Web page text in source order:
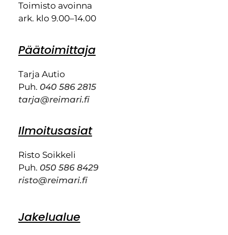
Toimisto avoinna
ark. klo 9.00–14.00
Päätoimittaja
Tarja Autio
Puh. 040 586 2815
tarja@reimari.fi
Ilmoitusasiat
Risto Soikkeli
Puh. 050 586 8429
risto@reimari.fi
Jakelualue